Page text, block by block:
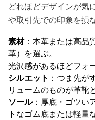
どれほどデザインが気
や取引先での印象を損
素材：本革または高品
革）を選ぶ。
光沢感があるほどフォ
シルエット ：つま先が
リュームのものが革靴
ソール：厚底・ゴツい
トなゴム底または軽量